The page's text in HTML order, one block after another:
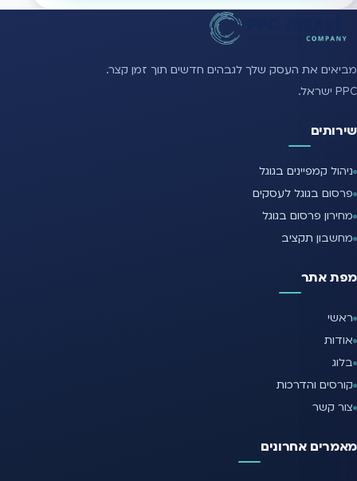
מביאים את העסק שלך לגבהים חדשים תוך זמן קצר.
PPC ישראל.
שירותים
ניהול קמפיינים בגוגל
פרסום בגוגל לעסקים
מחירון פרסום בגוגל
מחשבון תקציב
מפת אתר
ראשי
אודות
בלוג
קורסים והדרכות
צור קשר
מאמרים אחרונים